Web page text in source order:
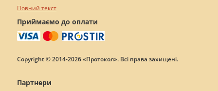
Повний текст
Приймаємо до оплати
Copyright © 2014-2026 «Протокол». Всі права захищені.
Партнери